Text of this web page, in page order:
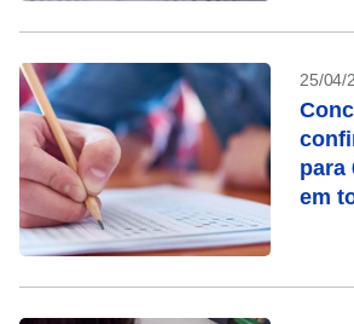
25/04/
para
em